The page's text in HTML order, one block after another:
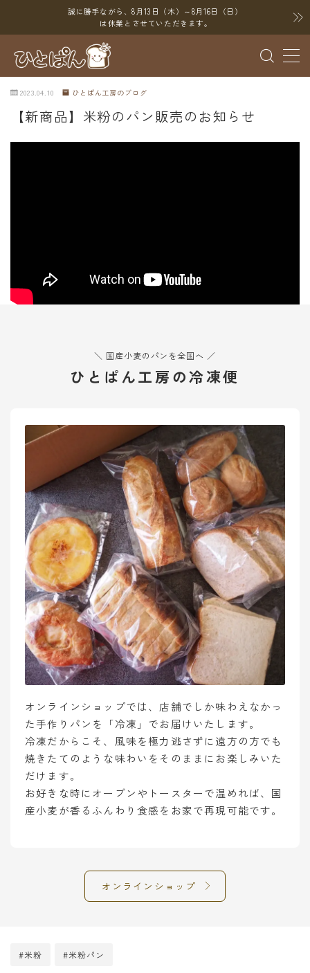
誠に勝手ながら、8月13日（木）～8月16日（日）
は休業とさせていただきます。
MENU
ブログ
ポイント
お問い合わせ
2023.04.10 ひとぱん工房のブログ
【新商品】米粉のパン販売のお知らせ
＼ 国産小麦のパンを全国へ ／
ひとぱん工房の冷凍便
オンラインショップでは、店舗でしか味わえなかっ
た手作りパンを「冷凍」でお届けいたします。
冷凍だからこそ、風味を極力逃さずに遠方の方でも
焼きたてのような味わいをそのままにお楽しみいた
だけます。
お好きな時にオーブンやトースターで温めれば、国
産小麦が香るふんわり食感をお家で再現可能です。
オンラインショップ
#米粉 #米粉パン